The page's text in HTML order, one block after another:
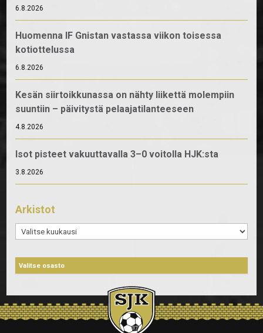
6.8.2026
Huomenna IF Gnistan vastassa viikon toisessa
kotiottelussa
6.8.2026
Kesän siirtoikkunassa on nähty liikettä molempiin
suuntiin – päivitystä pelaajatilanteeseen
4.8.2026
Isot pisteet vakuuttavalla 3–0 voitolla HJK:sta
3.8.2026
Arkistot
Arkistot